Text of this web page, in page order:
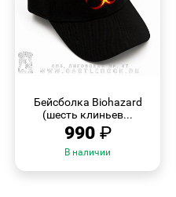
Бейсболка Biohazard
(шесть клиньев...
990 ₽
В наличии